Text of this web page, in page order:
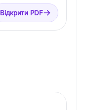
Відкрити PDF